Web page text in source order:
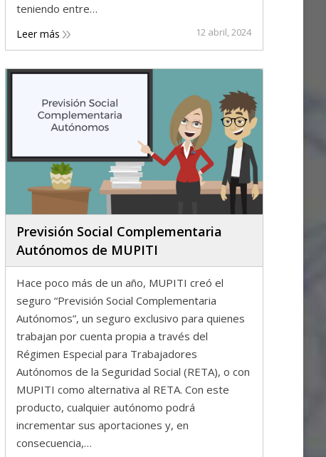
teniendo entre…
Leer más 12 abril, 2024
Previsión Social Complementaria
Autónomos de MUPITI
Hace poco más de un año, MUPITI creó el
seguro “Previsión Social Complementaria
Autónomos”, un seguro exclusivo para quienes
trabajan por cuenta propia a través del
Régimen Especial para Trabajadores
Autónomos de la Seguridad Social (RETA), o con
MUPITI como alternativa al RETA. Con este
producto, cualquier autónomo podrá
incrementar sus aportaciones y, en
consecuencia,…